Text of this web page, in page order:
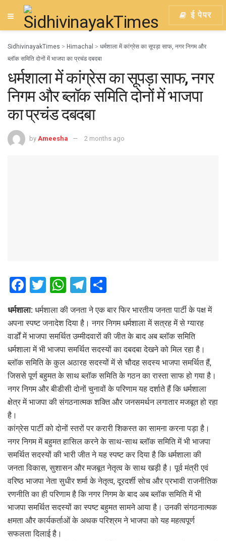
ई पेपर
SidhivinayakTimes > Himachal > धर्मशाला में कांग्रेस का सूपड़ा साफ, नगर निगम और
ब्लॉक समिति दोनों में भाजपा का प्रचंड दबदबा
धर्मशाला में कांग्रेस का सूपड़ा साफ, नगर
निगम और ब्लॉक समिति दोनों में भाजपा
का प्रचंड दबदबा
by Ameesha 2 months ago
F
ce
b
o
o
k
T
tt
er
W
h
at
s
A
p
p
T
el
e
gr
a
m
ar
e
धर्मशाला: धर्मशाला की जनता ने एक बार फिर भारतीय जनता पार्टी के पक्ष में
अपना स्पष्ट जनादेश दिया है। नगर निगम धर्मशाला में सत्रह में से ग्यारह
वार्डों में भाजपा समर्थित उम्मीदवारों की जीत के बाद अब ब्लॉक समिति
धर्मशाला में भी भाजपा समर्थित सदस्यों का दबदबा देखने को मिल रहा है।
ब्लॉक समिति के कुल अठारह सदस्यों में से चौदह सदस्य भाजपा समर्थित हैं,
जिससे पूर्ण बहुमत के साथ ब्लॉक समिति के गठन का रास्ता साफ हो गया है।
नगर निगम और बीडीसी दोनों चुनावों के परिणाम यह दर्शाते हैं कि धर्मशाला
क्षेत्र में भाजपा की संगठनात्मक शक्ति और जनसमर्थन लगातार मजबूत हो रहा
है।
कांग्रेस पार्टी को दोनों स्तरों पर करारी शिकस्त का सामना करना पड़ा है।
नगर निगम में बहुमत हासिल करने के साथ-साथ ब्लॉक समिति में भी भाजपा
समर्थित सदस्यों की भारी जीत ने यह स्पष्ट कर दिया है कि धर्मशाला की
जनता विकास, सुशासन और मजबूत नेतृत्व के साथ खड़ी है। पूर्व मंत्री एवं
वरिष्ठ भाजपा नेता सुधीर शर्मा के नेतृत्व, दूरदर्शी सोच और प्रभावी राजनीतिक
रणनीति का ही परिणाम है कि नगर निगम के बाद अब ब्लॉक समिति में भी
भाजपा समर्थित सदस्यों का स्पष्ट बहुमत सामने आया है। उनकी संगठनात्मक
क्षमता और कार्यकर्ताओं के अथक परिश्रम ने भाजपा को यह महत्वपूर्ण
सफलता दिलाई है।